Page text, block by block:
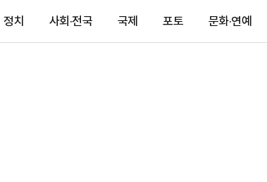
정치 사회·전국 국제 포토 문화·연예